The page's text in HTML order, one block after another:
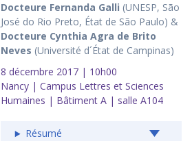
Docteure Fernanda Galli (UNESP, São
José do Rio Preto, État de São Paulo) &
Docteure Cynthia Agra de Brito
Neves (Université d´État de Campinas)
8 décembre 2017 | 10h00
Nancy | Campus Lettres et Sciences
Humaines | Bâtiment A | salle A104
Résumé